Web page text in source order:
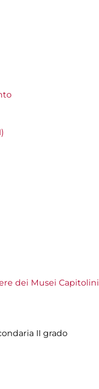
dei Musei Capitolini
II grado